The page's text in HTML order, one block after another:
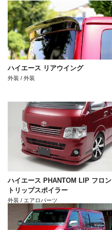
ハイエース リアウイング
外装 / 外装
ハイエース PHANTOM LIP フロン
トリップスポイラー
外装 / エアロパーツ